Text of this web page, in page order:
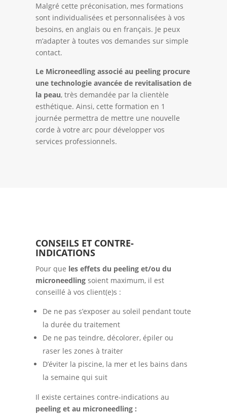
Malgré cette préconisation, mes formations
sont individualisées et personnalisées à vos
besoins, en anglais ou en français. Je peux
m’adapter à toutes vos demandes sur simple
contact.
Le Microneedling associé au peeling procure
une technologie avancée de revitalisation de
la peau, très demandée par la clientèle
esthétique. Ainsi, cette formation en 1
journée permettra de mettre une nouvelle
corde à votre arc pour développer vos
services professionnels.
CONSEILS ET CONTRE-
INDICATIONS
Pour que les effets du peeling et/ou du
microneedlingsoient maximum, il est
conseillé à vos client(e)s :
De ne pas s’exposer au soleil pendant toute
la durée du traitement
De ne pas teindre, décolorer, épiler ou
raser les zones à traiter
D’éviter la piscine, la mer et les bains dans
la semaine qui suit
Il existe certaines contre-indications au
peeling et au microneedling :